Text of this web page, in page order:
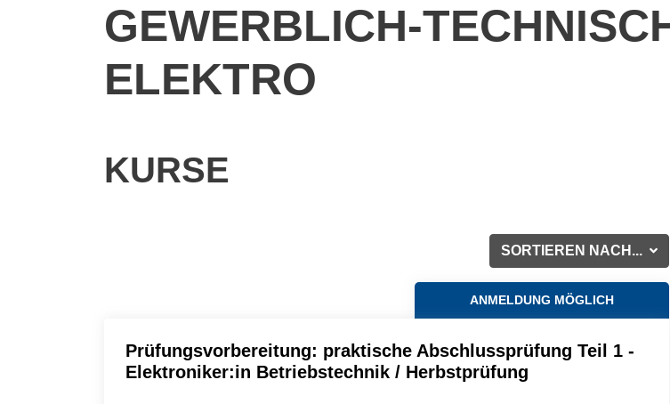
GEWERBLICH-
ELEKTRO
KURSE
SORTIEREN NACH...
ANMELDUNG MÖGLICH
Prüfungsvorbereitung: praktische Abschlussprüfung Teil 1 -
Elektroniker:in Betriebstechnik / Herbstprüfung